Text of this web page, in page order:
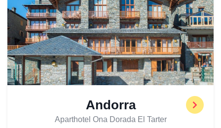
Andorra
Aparthotel Ona Dorada El Tarter